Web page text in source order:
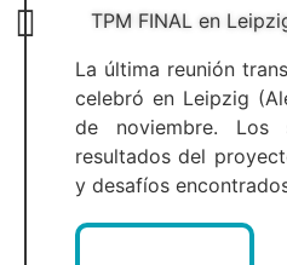
TPM FINAL en
La última reunión
celebró en Leipzig
de noviembre. Los
resultados del
y desafíos